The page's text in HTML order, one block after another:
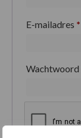
E-mailadres *
Wachtwoord